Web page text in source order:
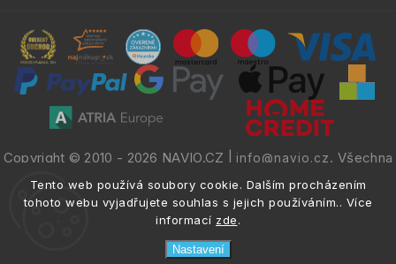
Tento web používá soubory cookie. Dalším procházením
tohoto webu vyjadřujete souhlas s jejich používáním.. Více
informací zde.
Nastavení
Copyright © 2010 - 2026 NAVIO.CZ info@navio.cz. Všechna
práva vyhrazena.